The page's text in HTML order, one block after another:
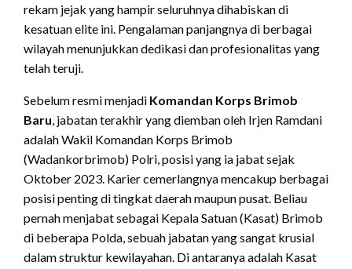
rekam jejak yang hampir seluruhnya dihabiskan di
kesatuan elite ini. Pengalaman panjangnya di berbagai
wilayah menunjukkan dedikasi dan profesionalitas yang
telah teruji.
Sebelum resmi menjadi Komandan Korps Brimob
Baru, jabatan terakhir yang diemban oleh Irjen Ramdani
adalah Wakil Komandan Korps Brimob
(Wadankorbrimob) Polri, posisi yang ia jabat sejak
Oktober 2023. Karier cemerlangnya mencakup berbagai
posisi penting di tingkat daerah maupun pusat. Beliau
pernah menjabat sebagai Kepala Satuan (Kasat) Brimob
di beberapa Polda, sebuah jabatan yang sangat krusial
dalam struktur kewilayahan. Di antaranya adalah Kasat